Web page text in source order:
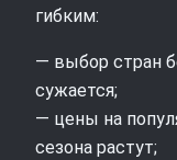
гибким:
— выбор стран
сужается;
— цены на
сезона растут;